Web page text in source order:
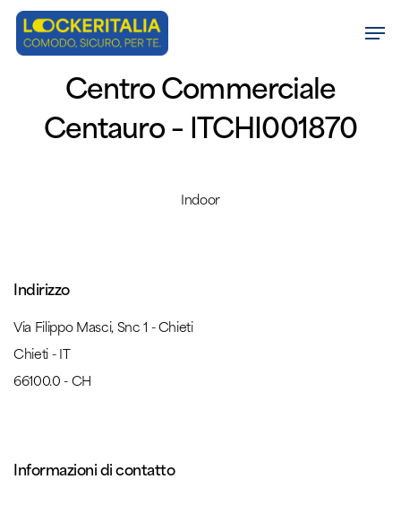
Skip
Centro Commerciale
Centauro – ITCHI001870
Indoor
Indirizzo
Via Filippo Masci, Snc 1 - Chieti
Chieti - IT
66100.0 - CH
Informazioni di contatto